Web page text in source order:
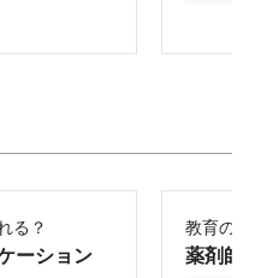
る？
ーション
教育の再
薬剤師